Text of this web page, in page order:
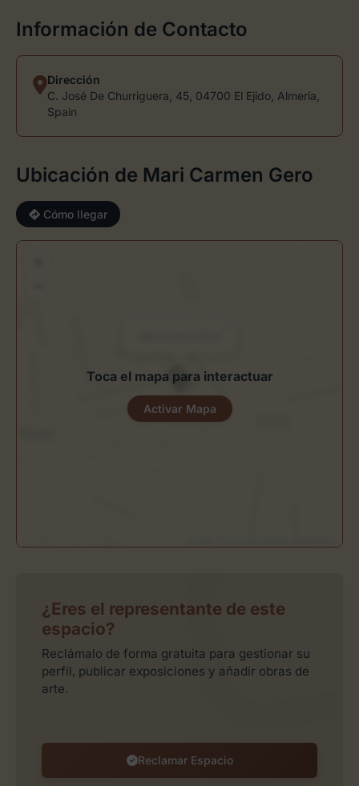
Información de Contacto
Dirección
C. José De Churriguera, 45, 04700 El Ejido, Almería,
Spain
Ubicación de Mari Carmen Gero
Cómo llegar
Toca el mapa para interactuar
Activar Mapa
¿Eres el representante de este
espacio?
Reclámalo de forma gratuita para gestionar su
perfil, publicar exposiciones y añadir obras de
arte.
Reclamar Espacio